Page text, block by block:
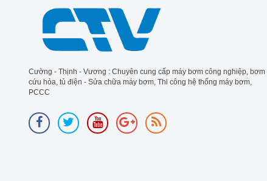
Cường - Thịnh - Vương : Chuyên cung cấp máy bơm công nghiệp, bơm
cứu hỏa, tủ điện - Sửa chữa máy bơm, Thi công hệ thống máy bơm,
PCCC